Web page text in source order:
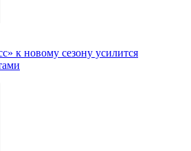
к новому сезону усилится